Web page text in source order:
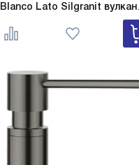
Blanco Lato Silgranit вулкан
Lato Silgranit вулкан
серый 526954